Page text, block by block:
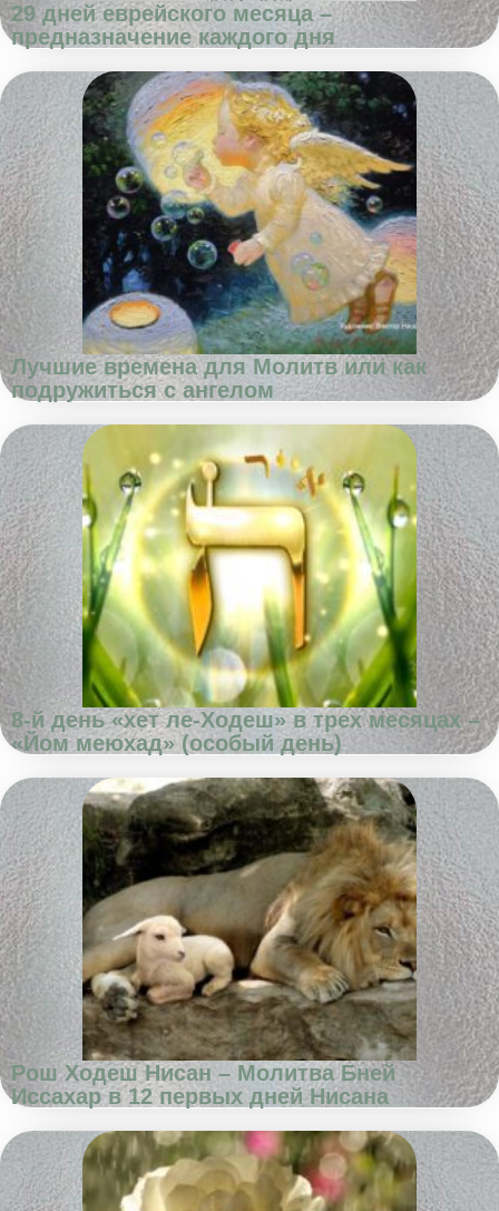
29 дней еврейского месяца –
предназначение каждого дня
Лучшие времена для Молитв или как
подружиться с ангелом
8-й день «хет ле-Ходеш» в трех месяцах –
«Йом меюхад» (особый день)
Рош Ходеш Нисан – Молитва Бней
Иссахар в 12 первых дней Нисана